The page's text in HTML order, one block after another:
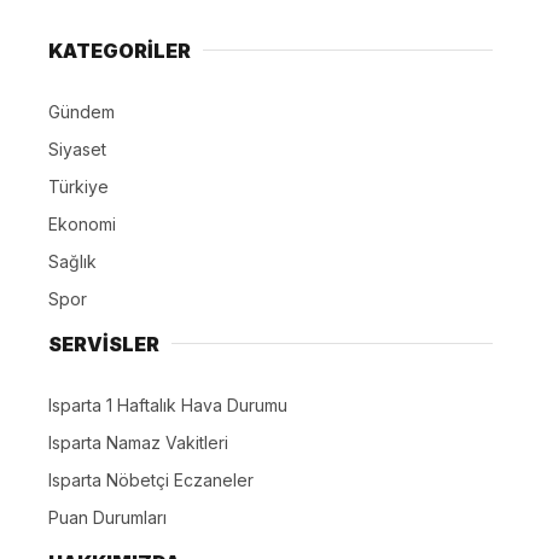
KATEGORİLER
Gündem
Siyaset
Türkiye
Ekonomi
Sağlık
Spor
SERVİSLER
Isparta 1 Haftalık Hava Durumu
Isparta Namaz Vakitleri
Isparta Nöbetçi Eczaneler
Puan Durumları